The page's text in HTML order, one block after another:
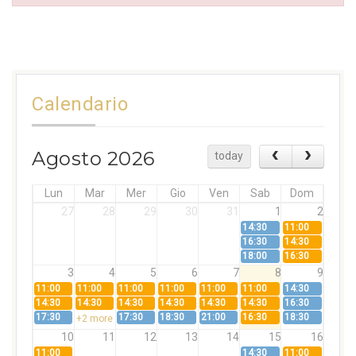
Calendario
Agosto 2026 today
Lun Mar Mer Gio Ven Sab
Dom
27
28 29 30 31 1 2
14:30
11:00
16:30
14:30
18:00
16:30
3 4 5 6 7 8 9
11:00 11:00 11:00 11:00 11:00 11:00
14:30
14:30
14:30 14:30 14:30 14:30 14:30
16:30
17:30
+2 more 17:30 18:30 21:00 16:30 18:30
10 11 12 13 14 15 16
11:00 14:30
11:00